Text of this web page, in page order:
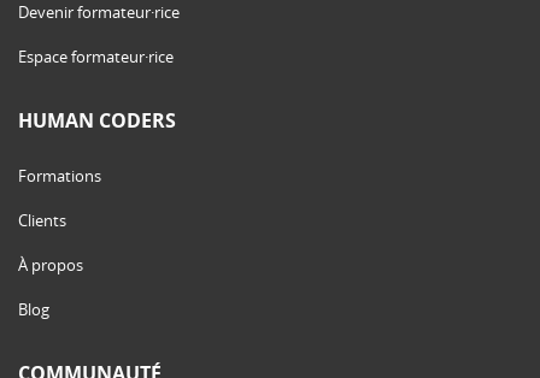
Devenir formateur·rice
Espace formateur·rice
HUMAN CODERS
Formations
Clients
À propos
Blog